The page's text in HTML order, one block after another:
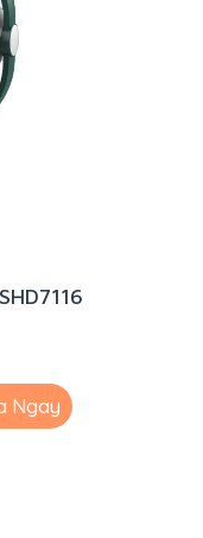
Ngay